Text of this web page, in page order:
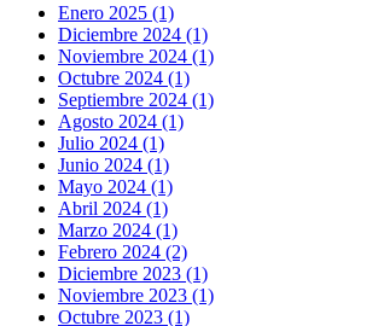
Enero 2025 (1)
Diciembre 2024 (1)
Noviembre 2024 (1)
Octubre 2024 (1)
Septiembre 2024 (1)
Agosto 2024 (1)
Julio 2024 (1)
Junio 2024 (1)
Mayo 2024 (1)
Abril 2024 (1)
Marzo 2024 (1)
Febrero 2024 (2)
Diciembre 2023 (1)
Noviembre 2023 (1)
Octubre 2023 (1)